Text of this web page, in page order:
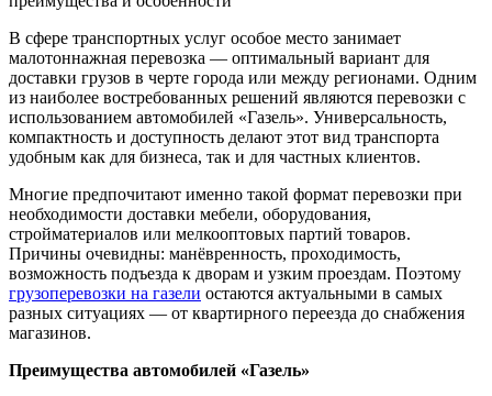
В сфере транспортных услуг особое место занимает
малотоннажная перевозка — оптимальный вариант для
доставки грузов в черте города или между регионами. Одним
из наиболее востребованных решений являются перевозки с
использованием автомобилей «Газель». Универсальность,
компактность и доступность делают этот вид транспорта
удобным как для бизнеса, так и для частных клиентов.
Многие предпочитают именно такой формат перевозки при
необходимости доставки мебели, оборудования,
стройматериалов или мелкооптовых партий товаров.
Причины очевидны: манёвренность, проходимость,
возможность подъезда к дворам и узким проездам. Поэтому
грузоперевозки на газели остаются актуальными в самых
разных ситуациях — от квартирного переезда до снабжения
магазинов.
Преимущества автомобилей «Газель»